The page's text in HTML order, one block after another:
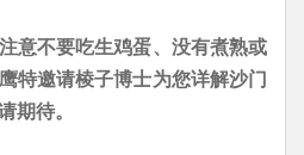
意不要吃生鸡蛋、没有煮熟或
特邀请棱子博士为您详解沙门
期待。